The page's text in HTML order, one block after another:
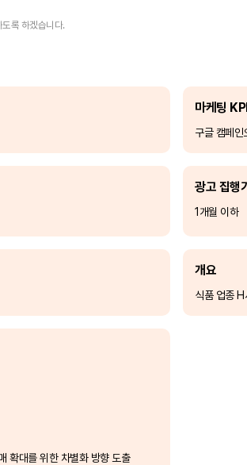
록 하겠습니다.
마케팅
구글 캠페인
광고 집행
1개월 이하
개요
식품 업종 H
확대를 위한 차별화 방향 도출